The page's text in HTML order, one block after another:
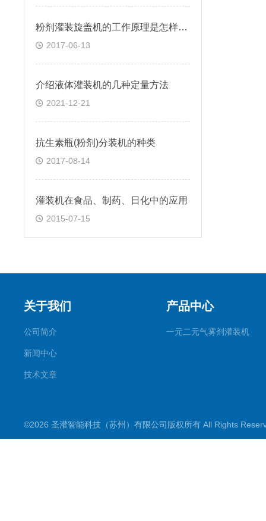
粉剂灌装旋盖机的工作原理是怎样的？
2017-06-13
介绍液体灌装机的几种定量方法
2021-12-21
抗生素瓶(粉剂)分装机的种类
2017-08-14
灌装机在食品、制药、日化中的应用
2015-07-15
关于我们
公司简介
新闻中心
技术文章
产品中心
一元二元气雾剂灌装机
©2026 圣灌智能科技（苏州）有限公司版权所有 All Rights